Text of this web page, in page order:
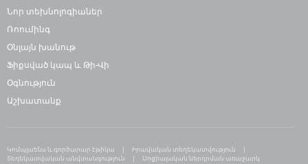
Նոր տեխնոլոգիաներ
Ռոումինգ
Օնլայն խանութ
Ֆիքսված կապ և Թի-Վի
Օգնություն
Աշխատանք
Կոմպլաենս և գործարար էթիկա
Իրավական տեղեկատվություն
Տեղեկատվական անվտանգություն
Սոցիալական ներդրման առաջարկ